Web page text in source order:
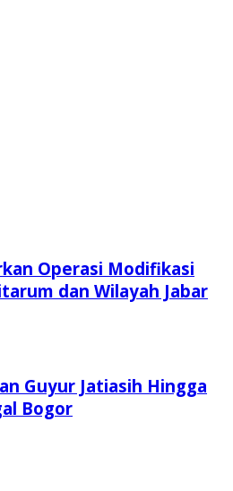
Operasi Modifikasi
dan Wilayah Jabar
Guyur Jatiasih Hingga
Bogor